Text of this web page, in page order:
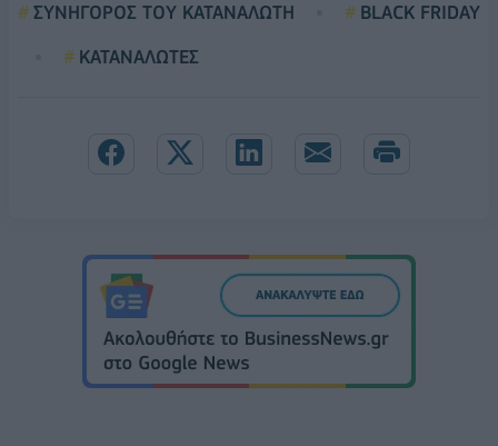
ΣΥΝΗΓΟΡΟΣ ΤΟΥ ΚΑΤΑΝΑΛΩΤΗ
BLACK FRIDAY
ΚΑΤΑΝΑΛΩΤΕΣ